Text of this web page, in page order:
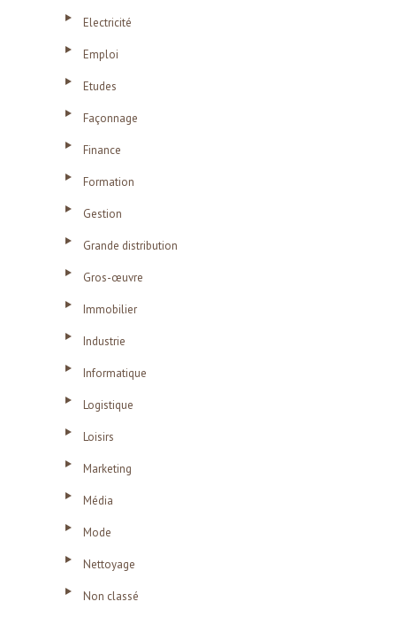
Electricité
Emploi
Etudes
Façonnage
Finance
Formation
Gestion
Grande distribution
Gros-œuvre
Immobilier
Industrie
Informatique
Logistique
Loisirs
Marketing
Média
Mode
Nettoyage
Non classé